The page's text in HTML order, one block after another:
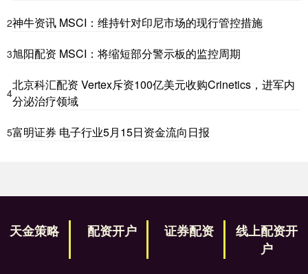
2神牛资讯 MSCI：维持针对印尼市场的现行管控措施
3旭阳配资 MSCI：将缩短部分警示板的监控周期
4
北京科汇配资 Vertex斥资100亿美元收购Crinetics，进军内
分泌治疗领域
5富明证券 电子行业5月15日资金流向日报
天金策略 配资开户 证券配资
线上配资开
户